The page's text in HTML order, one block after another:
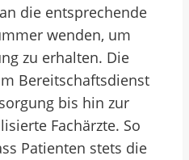
die entsprechende
wenden, um
zu erhalten. Die
Bereitschaftsdienst
bis hin zur
Fachärzte. So
Patienten stets die